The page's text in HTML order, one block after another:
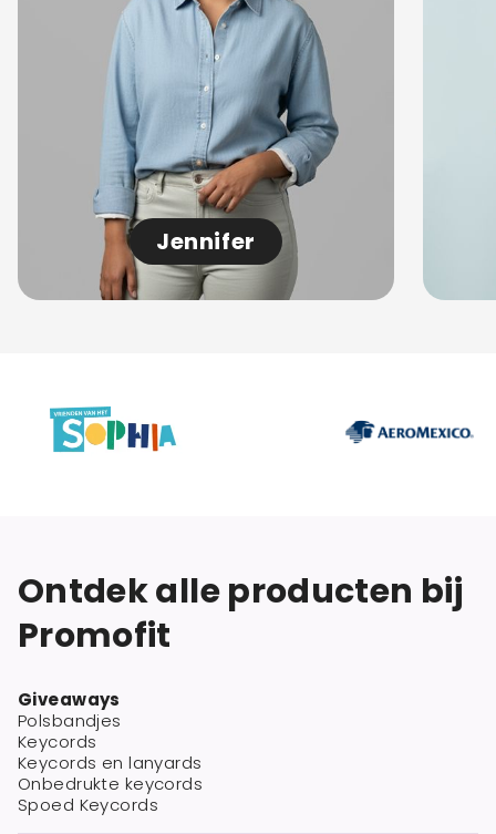
Jennifer
Ontdek alle producten bij
Promofit
Giveaways
Polsbandjes
Keycords
Keycords en lanyards
Onbedrukte keycords
Spoed Keycords